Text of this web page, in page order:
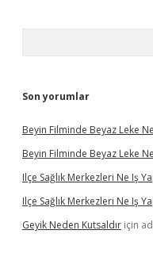
Son yorumlar
Beyin Filminde Beyaz Leke
Beyin Filminde Beyaz Leke
Ilçe Sağlık Merkezleri Ne Iş
Ilçe Sağlık Merkezleri Ne Iş
Geyik Neden Kutsaldır için